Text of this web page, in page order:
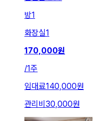
방1
화장실1
170,000원
/1주
임대료140,000원
관리비 30,000원